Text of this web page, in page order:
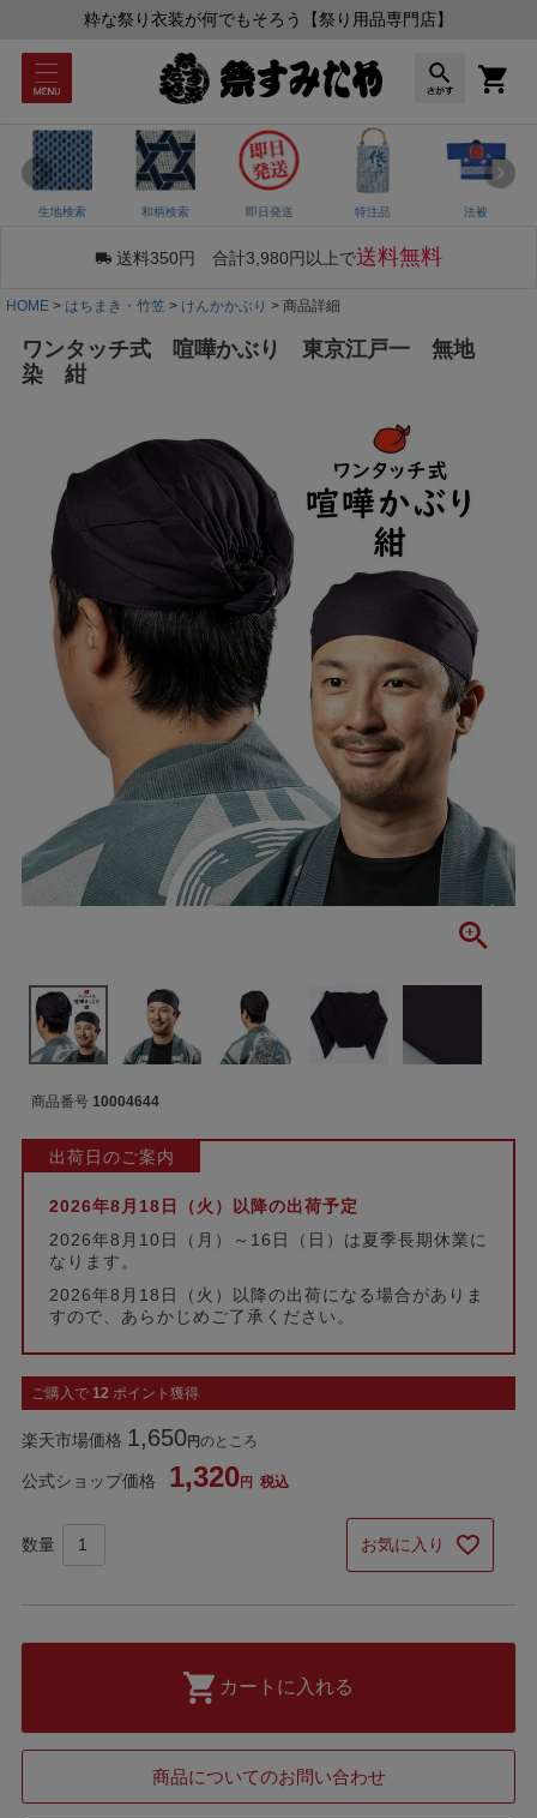
粋な祭り衣装が何でもそろう【祭り用品専門店】
生地検索 和柄検索 即日発送 特注品 法被
送料350円 合計3,980円以上で送料無料
HOME はちまき・竹笠 けんかかぶり 商品詳細
ワンタッチ式 喧嘩かぶり 東京江戸一 無地
染 紺
商品番号 10004644
出荷日のご案内
2026年8月18日（火）以降の出荷予定
2026年8月10日（月）～16日（日）は夏季長期休業に
なります。
2026年8月18日（火）以降の出荷になる場合がありま
すので、あらかじめご了承ください。
ご購入で 12 ポイント獲得
楽天市場価格 1,650 のところ
公式ショップ価格 1,320 税込
お気に入り
カートに入れる
商品についてのお問い合わせ